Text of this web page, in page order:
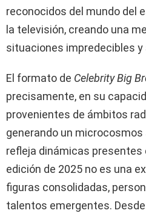
reconocidos del mundo del
la televisión, creando una
situaciones impredecibles y
El formato de Celebrity Big
precisamente, en su
provenientes de ámbitos
generando un microcosmos
refleja dinámicas presentes
edición de 2025 no es una
figuras consolidadas,
talentos emergentes.